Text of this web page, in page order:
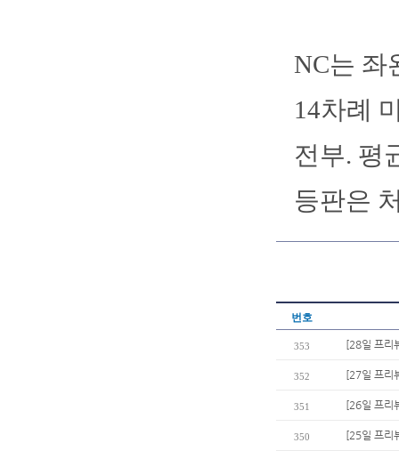
NC는 좌
14차례
전부. 평
등판은
번호
353 [28일 프리
352 [27일 프리
351 [26일 프리
350 [25일 프리